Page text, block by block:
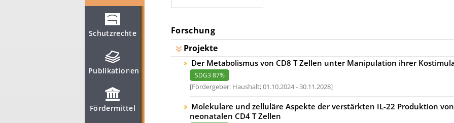
Schutzrechte
Publikationen
Fördermittel
Forschung
Projekte
Der Metabolismus von CD8 T Zellen unter Manipulation ihrer
SDG3 87%
Fördergeber: Haushalt;01.10.2024 - 30.11.2028
Molekulare und zelluläre Aspekte der verstärkten IL-22 Produktion
neonatalen CD4 T Zellen